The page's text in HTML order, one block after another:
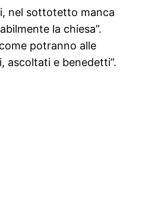
nel sottotetto manca
la chiesa”.
potranno alle
ascoltati e benedetti”.